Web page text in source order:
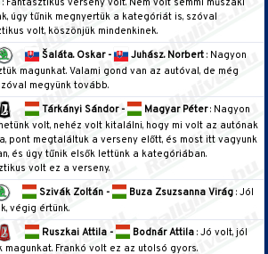
: Fantasztikus verseny volt. Nem volt semmi műszaki
úgy tűnik megnyertük a kategóriát is, szóval
volt, köszönjük mindenkinek.
Šaláta. Oskar - Juhász. Norbert: Nagyon
magunkat. Valami gond van az autóval, de még
megyünk tovább.
Tárkányi Sándor - Magyar Péter: Nagyon
volt, nehéz volt kitalálni, hogy mi volt az autónak
pont megtaláltuk a verseny előtt, és most itt vagyunk
és úgy tűnik elsők lettünk a kategóriában.
volt ez a verseny.
Szivák Zoltán - Buza Zsuzsanna Virág: Jól
végig értünk.
Ruszkai Attila - Bodnár Attila: Jó volt, jól
magunkat. Frankó volt ez az utolsó gyors.